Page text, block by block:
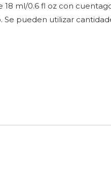
ml/0.6 fl oz con
pueden utilizar